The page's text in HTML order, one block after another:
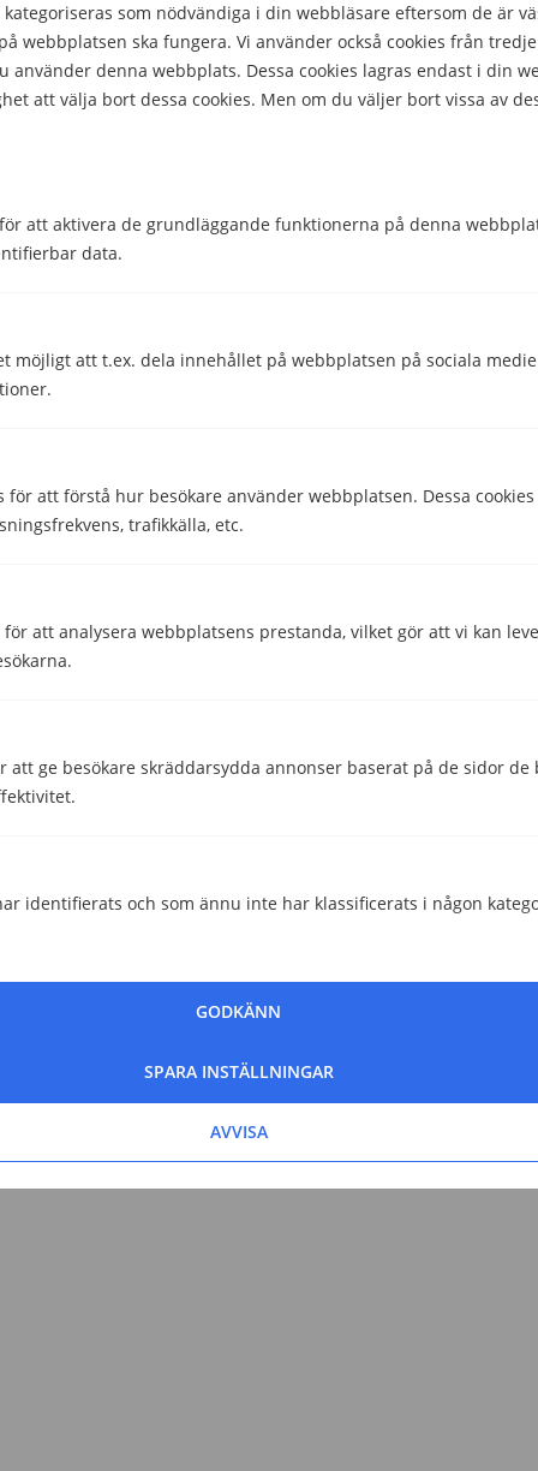
kategoriseras som nödvändiga i din webbläsare eftersom de är
webbplatsen ska fungera. Vi använder också cookies från
använder denna webbplats. Dessa cookies lagras endast i din
att välja bort dessa cookies. Men om du väljer bort vissa av
att aktivera de grundläggande funktionerna på denna
data.
möjligt att t.ex. dela innehållet på webbplatsen på sociala
för att förstå hur besökare använder webbplatsen. Dessa
trafikkälla, etc.
för att analysera webbplatsens prestanda, vilket gör att vi kan
att ge besökare skräddarsydda annonser baserat på de sidor
identifierats och som ännu inte har klassificerats i någon
AVVISA
SPARA INSTÄLLNINGAR
GODKÄNN
Abonnemang
Fast bredband
Kontantkort
Mobilt bredband
Teknik
Utomlands
Skriven av
Malin Almroth